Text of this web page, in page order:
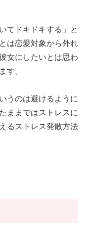
てドキドキする」と
は恋愛対象から外れ
女にしたいとは思わ
。
うのは避けるように
ままではストレスに
るストレス発散方法